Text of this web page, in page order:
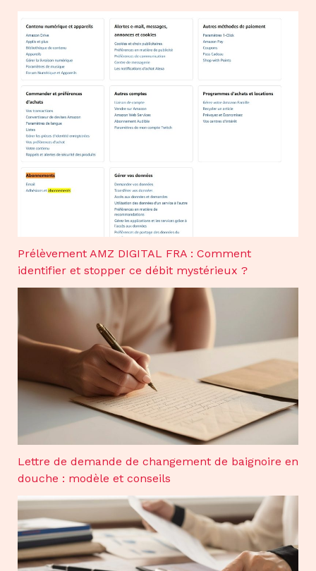
Prélèvement AMZ DIGITAL FRA : Comment
identifier et stopper ce débit mystérieux ?
Lettre de demande de changement de baignoire en
douche : modèle et conseils